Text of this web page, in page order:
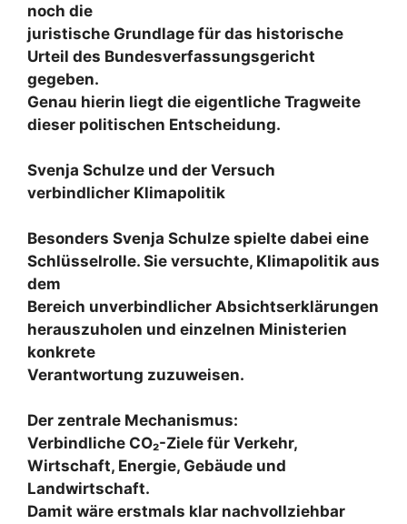
noch die
juristische Grundlage für das historische
Urteil des Bundesverfassungsgericht
gegeben.
Genau hierin liegt die eigentliche Tragweite
dieser politischen Entscheidung.
Svenja Schulze und der Versuch
verbindlicher Klimapolitik
Besonders Svenja Schulze spielte dabei eine
Schlüsselrolle. Sie versuchte, Klimapolitik aus
dem
Bereich unverbindlicher Absichtserklärungen
herauszuholen und einzelnen Ministerien
konkrete
Verantwortung zuzuweisen.
Der zentrale Mechanismus:
Verbindliche CO₂-Ziele für Verkehr,
Wirtschaft, Energie, Gebäude und
Landwirtschaft.
Damit wäre erstmals klar nachvollziehbar